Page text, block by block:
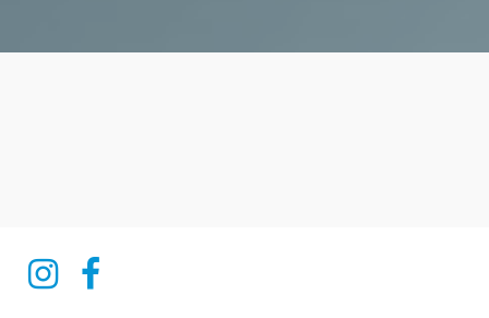
Ciencia del derecho y del revesCiencia del derecho y del reves